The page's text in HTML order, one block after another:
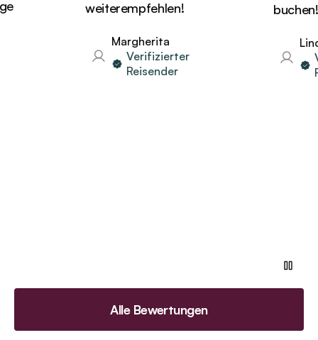
weiterempfehlen!
Margherita
Verifizierter
Reisender
buchen!
Linda
Alle Bewertungen